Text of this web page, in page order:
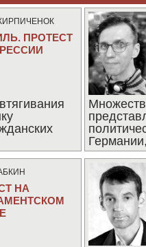
ПРОТЕСТ
НА